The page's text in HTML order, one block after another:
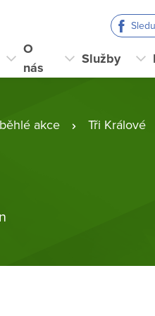
O
nás
Služby
akce Tři Králové